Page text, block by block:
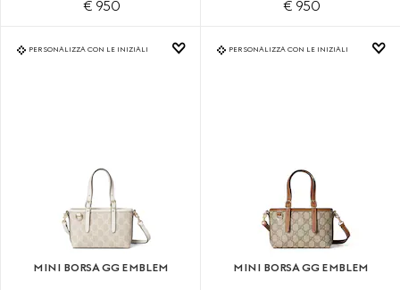
€ 950 € 950
PERSONALIZZA CON LE INIZIALI
MINI BORSA GG EMBLEM
PERSONALIZZA CON LE INIZIALI
MINI BORSA GG EMBLEM